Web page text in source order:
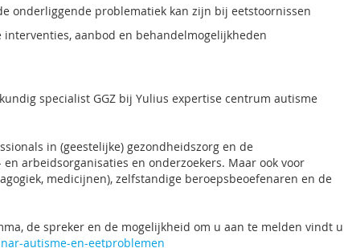
onderliggende problematiek kan zijn bij eetstoornissen
interventies, aanbod en behandelmogelijkheden
specialist GGZ bij Yulius expertise centrum autisme
in (geestelijke) gezondheidszorg en de
arbeidsorganisaties en onderzoekers. Maar ook voor
medicijnen), zelfstandige beroepsbeoefenaren en de
de spreker en de mogelijkheid om u aan te melden vindt u
autisme-en-eetproblemen